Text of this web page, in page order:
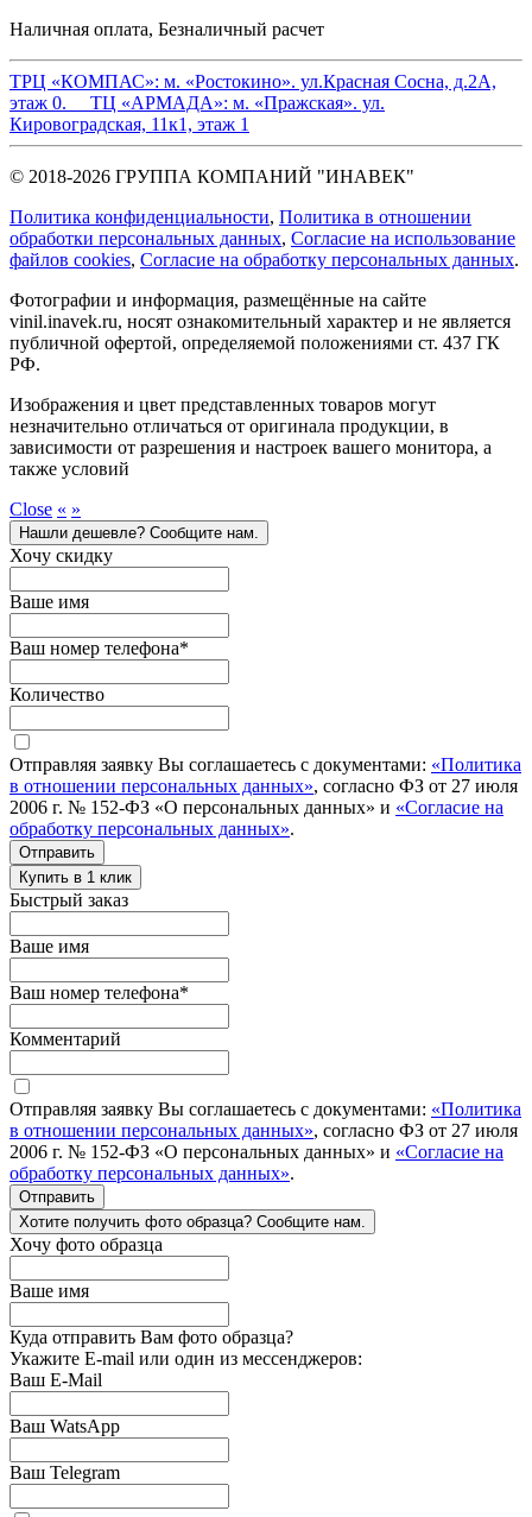
Наличная оплата, Безналичный расчет
ТРЦ «КОМПАС»: м. «Ростокино». ул.Красная Сосна, д.2А,
этаж 0. ТЦ «АРМАДА»: м. «Пражская». ул.
Кировоградская, 11к1, этаж 1
© 2018-2026 ГРУППА КОМПАНИЙ "ИНАВЕК"
Политика конфиденциальности, Политика в отношении
обработки персональных данных, Cогласие на использование
файлов cookies, Согласие на обработку персональных данных.
Фотографии и информация, размещённые на сайте
vinil.inavek.ru, носят ознакомительный характер и не является
публичной офертой, определяемой положениями ст. 437 ГК
РФ.
Изображения и цвет представленных товаров могут
незначительно отличаться от оригинала продукции, в
зависимости от разрешения и настроек вашего монитора, а
также условий
Close « »
Нашли дешевле? Сообщите нам.
Хочу скидку
Ваше имя
Ваш номер телефона*
Количество
Отправляя заявку Вы соглашаетесь с документами: «Политика
в отношении персональных данных», согласно ФЗ от 27 июля
2006 г. № 152-ФЗ «О персональных данных» и «Согласие на
обработку персональных данных».
Отправить
Купить в 1 клик
Быстрый заказ
Ваше имя
Ваш номер телефона*
Комментарий
Отправляя заявку Вы соглашаетесь с документами: «Политика
в отношении персональных данных», согласно ФЗ от 27 июля
2006 г. № 152-ФЗ «О персональных данных» и «Согласие на
обработку персональных данных».
Отправить
Хотите получить фото образца? Сообщите нам.
Хочу фото образца
Ваше имя
Куда отправить Вам фото образца?
Укажите E-mail или один из мессенджеров:
Ваш E-Mail
Ваш WatsApp
Ваш Telegram